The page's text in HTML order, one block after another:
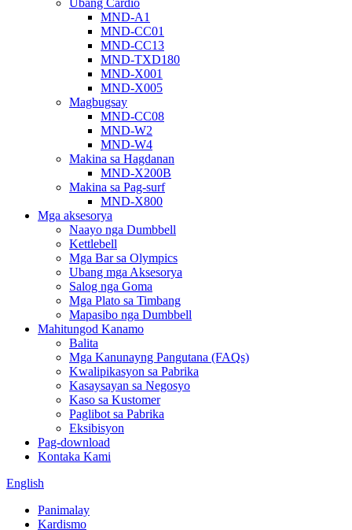
Ubang Cardio
MND-A1
MND-CC01
MND-CC13
MND-TXD180
MND-X001
MND-X005
Magbugsay
MND-CC08
MND-W2
MND-W4
Makina sa Hagdanan
MND-X200B
Makina sa Pag-surf
MND-X800
Mga aksesorya
Naayo nga Dumbbell
Kettlebell
Mga Bar sa Olympics
Ubang mga Aksesorya
Salog nga Goma
Mga Plato sa Timbang
Mapasibo nga Dumbbell
Mahitungod Kanamo
Balita
Mga Kanunayng Pangutana (FAQs)
Kwalipikasyon sa Pabrika
Kasaysayan sa Negosyo
Kaso sa Kustomer
Paglibot sa Pabrika
Eksibisyon
Pag-download
Kontaka Kami
English
Panimalay
Kardismo